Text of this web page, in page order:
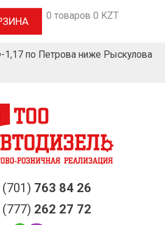
0 товаров 0 KZT
по Петрова ниже Рыскулова
(701) 763 84 26
(777) 262 27 72